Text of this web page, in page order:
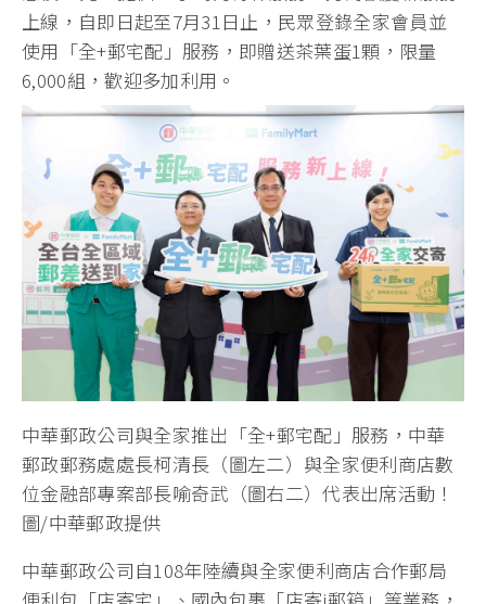
上線，自即日起至7月31日止，民眾登錄全家會員並
使用「全+郵宅配」服務，即贈送茶葉蛋1顆，限量
6,000組，歡迎多加利用。
中華郵政公司與全家推出「全+郵宅配」服務，中華
郵政郵務處處長柯清長（圖左二）與全家便利商店數
位金融部專案部長喻奇武（圖右二）代表出席活動！
圖/中華郵政提供
中華郵政公司自108年陸續與全家便利商店合作郵局